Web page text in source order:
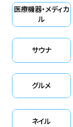
医療機器・メディカ
ル
サウナ
グルメ
ネイル